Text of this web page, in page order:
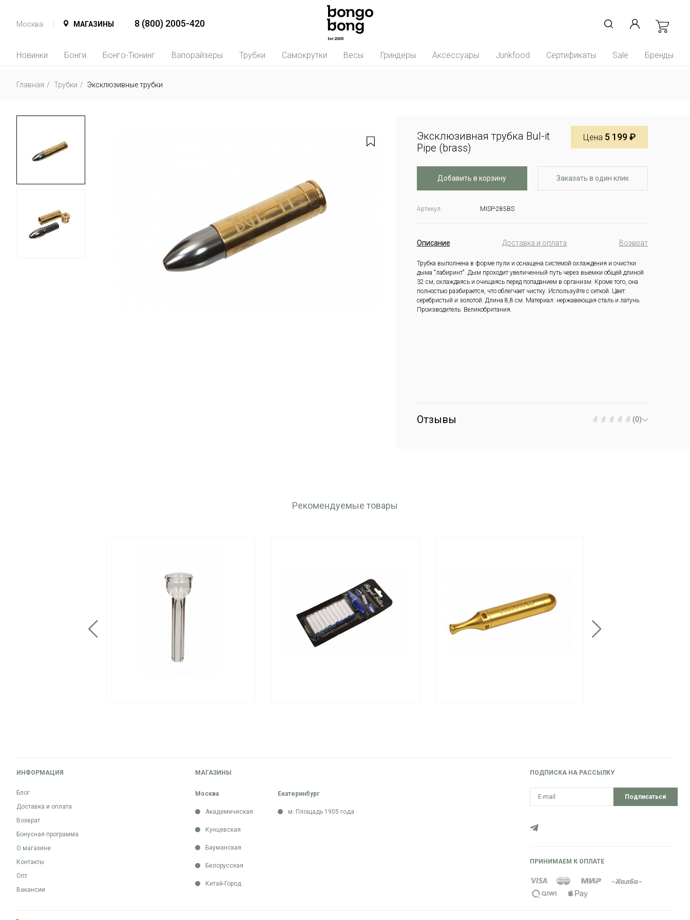
Москва МАГАЗИНЫ 8 (800) 2005-420
Новинки Бонги Бонго-Тюнинг Вапорайзеры Трубки Самокрутки Весы Гриндеры Аксессуары Junkfood Сертификаты Sale Бренды
Главная Трубки Эксклюзивные трубки
Эксклюзивная трубка Bul-it
Pipe (brass)
Цена 5 199 ₽
Добавить в корзину Заказать в один клик
Артикул: MISP-285BS
Описание Доставка и оплата Возврат
Трубка выполнена в форме пули и оснащена системой охлаждения и очистки
дыма "лабиринт". Дым проходит увеличенный путь через выемки общей длиной
32 см, охлаждаясь и очищаясь перед попаданием в организм. Кроме того, она
полностью разбирается, что облегчает чистку. Используйте с сеткой. Цвет:
серебристый и золотой. Длина 8,8 см. Материал: нержавеющая сталь и латунь.
Производитель: Великобритания.
Отзывы (0)
Рекомендуемые товары
ИНФОРМАЦИЯ
Блог
Доставка и оплата
Возврат
Бонусная программа
О магазине
Контакты
Опт
Вакансии
МАГАЗИНЫ
Москва
Академическая
Кунцевская
Бауманская
Белорусская
Китай-Город
Екатеринбург
м. Площадь 1905 года
ПОДПИСКА НА РАССЫЛКУ
Подписаться
ПРИНИМАЕМ К ОПЛАТЕ